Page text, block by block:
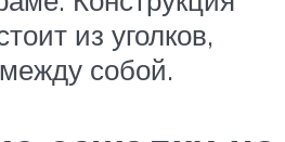
из уголков,
собой.